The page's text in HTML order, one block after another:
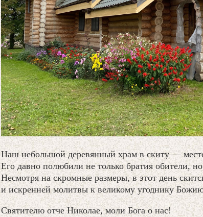
Наш небольшой деревянный храм в скиту —
Его давно полюбили не только братия обители,
Несмотря на скромные размеры, в этот день
и искренней молитвы к великому угоднику
Святителю отче Николае, моли Бога о нас!